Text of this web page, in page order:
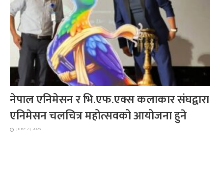
नेपाल एनिमेसन र भि.एफ.एक्स कलाकार संघद्वारा
एनिमेसन चलचित्र महोत्सवको आयोजना हुने
June 23, 2026